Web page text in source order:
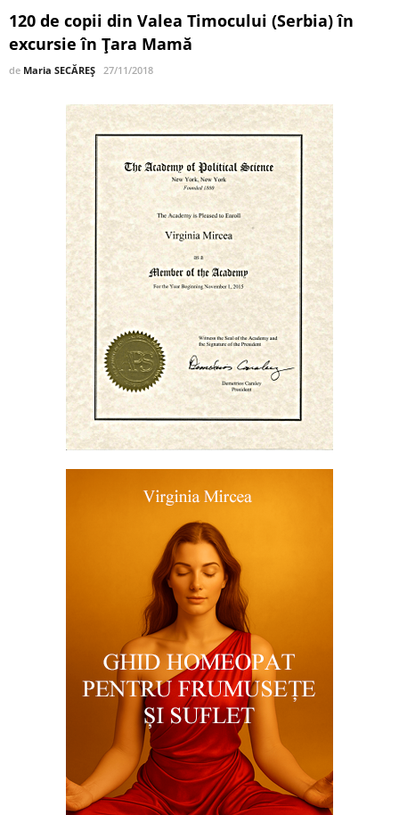
120 de copii din Valea Timocului (Serbia) în
excursie în Țara Mamă
de Maria SECĂREȘ 27/11/2018